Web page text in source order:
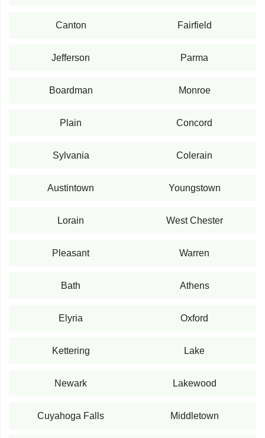
Canton Fairfield
Jefferson Parma
Boardman Monroe
Plain Concord
Sylvania Colerain
Austintown Youngstown
Lorain West Chester
Pleasant Warren
Bath Athens
Elyria Oxford
Kettering Lake
Newark Lakewood
Cuyahoga Falls Middletown